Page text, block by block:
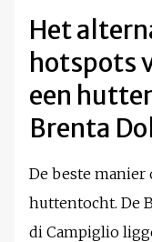
Het
hotspots
een
Brenta
De beste manier
huttentocht. De
di Campiglio